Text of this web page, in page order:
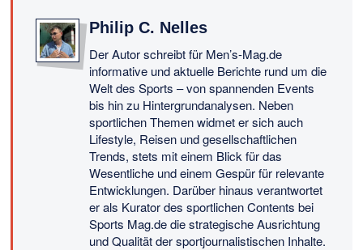
Philip C. Nelles
Der Autor schreibt für Men’s-Mag.de
informative und aktuelle Berichte rund um die
Welt des Sports – von spannenden Events
bis hin zu Hintergrundanalysen. Neben
sportlichen Themen widmet er sich auch
Lifestyle, Reisen und gesellschaftlichen
Trends, stets mit einem Blick für das
Wesentliche und einem Gespür für relevante
Entwicklungen. Darüber hinaus verantwortet
er als Kurator des sportlichen Contents bei
Sports Mag.de die strategische Ausrichtung
und Qualität der sportjournalistischen Inhalte.